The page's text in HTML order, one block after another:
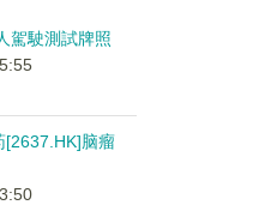
駕駛測試牌照
[2637.HK]脑瘤